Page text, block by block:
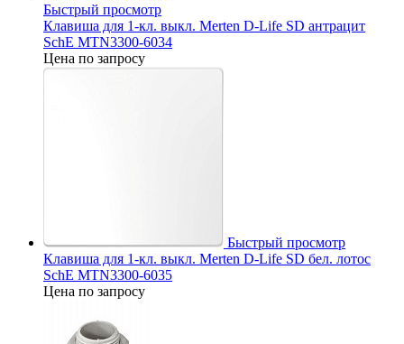
Быстрый просмотр
Клавиша для 1-кл. выкл. Merten D-Life SD антрацит
SchE MTN3300-6034
Цена по запросу
Быстрый просмотр
Клавиша для 1-кл. выкл. Merten D-Life SD бел. лотос
SchE MTN3300-6035
Цена по запросу